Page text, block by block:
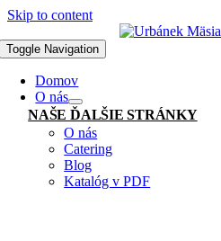
Skip to content
Toggle Navigation
Domov
O nás
NAŠE ĎALŠIE STRÁNKY
O nás
Catering
Blog
Katalóg v PDF